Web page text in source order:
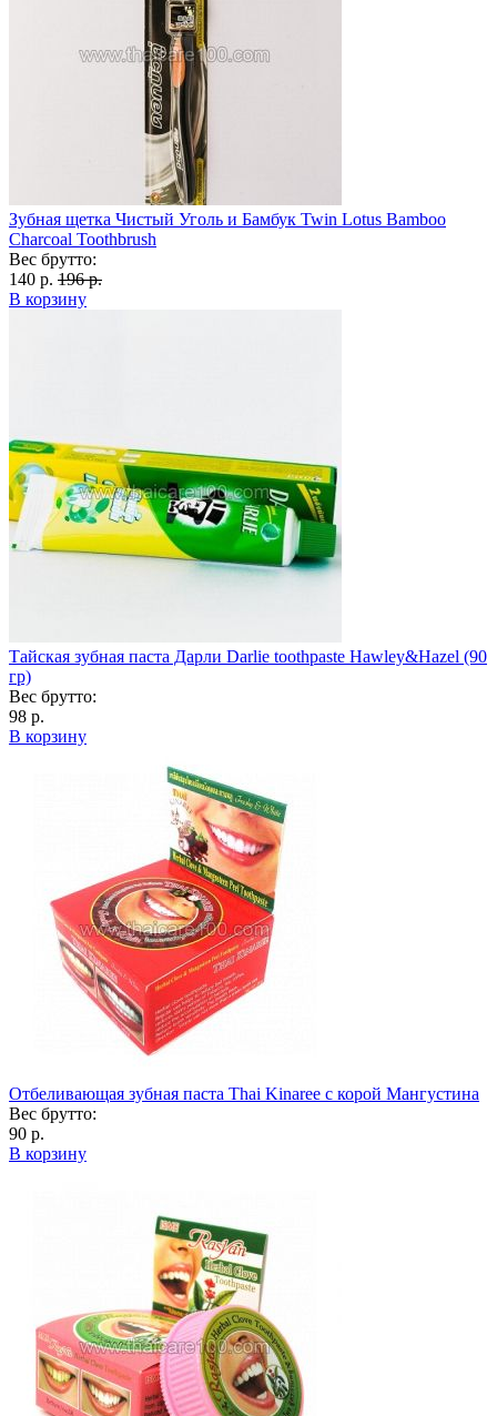
Зубная щетка Чистый Уголь и Бамбук Twin Lotus Bamboo
Charcoal Toothbrush
Вес брутто:
140 р. 196 р.
В корзину
Тайская зубная паста Дарли Darlie toothpaste Hawley&Hazel (90
гр)
Вес брутто:
98 р.
В корзину
Отбеливающая зубная паста Thai Kinaree с корой Мангустина
Вес брутто:
90 р.
В корзину